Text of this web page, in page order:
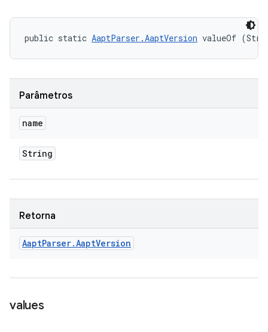
public static AaptParser.AaptVersion valueOf
Parâmetros
name
String
Retorna
AaptParser.AaptVersion
values